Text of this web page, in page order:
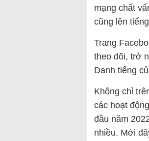
mạng chất
cũng lên
Trang
theo dõi, trở
Danh tiếng
Không chỉ
các hoạt
đầu năm
nhiều. Mới